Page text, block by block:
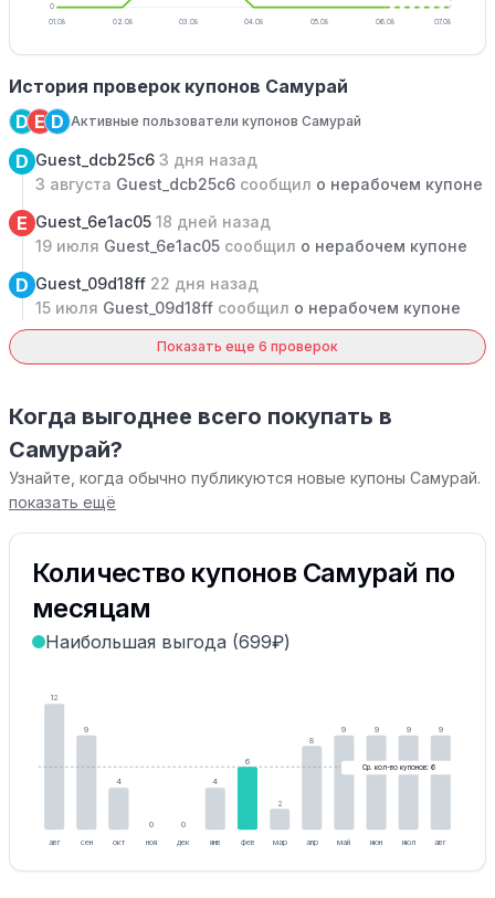
0
01.08 02.08 03.08 04.08 05.08 06.08 07.08
История проверок купонов Самурай
D E D Активные пользователи купонов Самурай
D Guest_dcb25c6 3 дня назад
3 августа Guest_dcb25c6 сообщил о нерабочем купоне
E Guest_6e1ac05 18 дней назад
19 июля Guest_6e1ac05 сообщил о нерабочем купоне
D Guest_09d18ff 22 дня назад
15 июля Guest_09d18ff сообщил о нерабочем купоне
Показать еще 6 проверок
Когда выгоднее всего покупать в
Самурай?
Узнайте, когда обычно публикуются новые купоны Самурай.
показать ещё
Количество купонов Самурай по
месяцам
Наибольшая выгода (699₽)
12
авг
9
сен
4
окт
0
ноя
0
дек
4
янв
6
фев
2
мар
8
апр
9
май
9
июн
9
июл
9
авг
Ср. кол-во купонов: 6